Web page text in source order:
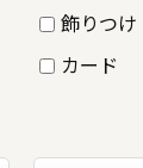
飾りつけ
カード